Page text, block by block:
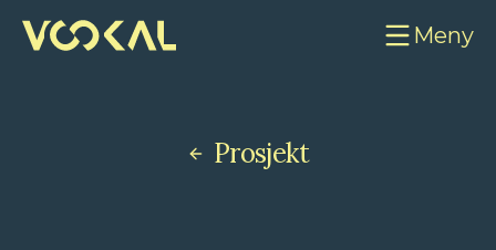
Meny
Prosjekt